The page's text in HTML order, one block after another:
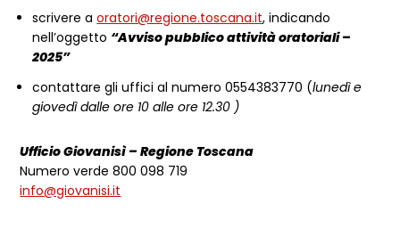
scrivere aoratori@regione.toscana.it, indicando
nell’oggetto “Avviso pubblico attività oratoriali –
2025”
contattare gli uffici al numero 0554383770 (lunedì e
giovedì dalle ore 10 alle ore 12.30 )
Ufficio Giovanisì – Regione Toscana
Numero verde 800 098 719
info@giovanisi.it